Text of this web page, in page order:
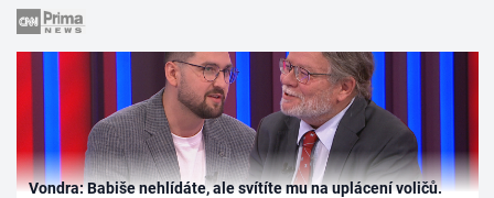
Vondra: Babiše nehlídáte, ale svítíte mu na uplácení voličů.